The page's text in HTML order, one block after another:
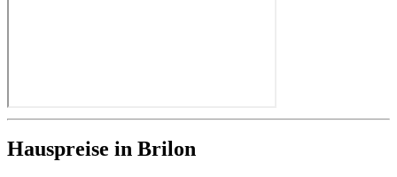
Hauspreise in Brilon